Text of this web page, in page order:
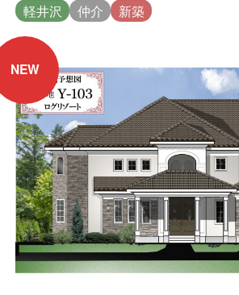
軽井沢 仲介 新築
NEW